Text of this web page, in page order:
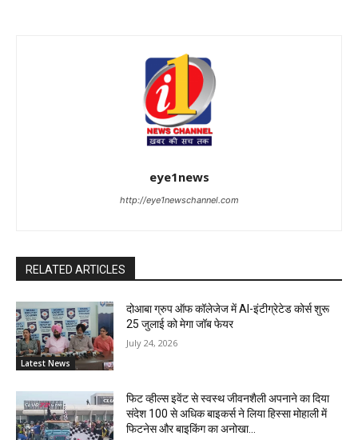
eye1news
http://eye1newschannel.com
RELATED ARTICLES
Latest News
दोआबा ग्रुप ऑफ कॉलेजेज में AI-इंटीग्रेटेड कोर्स शुरू
25 जुलाई को मेगा जॉब फेयर
July 24, 2026
फिट व्हील्स इवेंट से स्वस्थ जीवनशैली अपनाने का दिया
संदेश 100 से अधिक बाइकर्स ने लिया हिस्सा मोहाली में
फिटनेस और बाइकिंग का अनोखा...